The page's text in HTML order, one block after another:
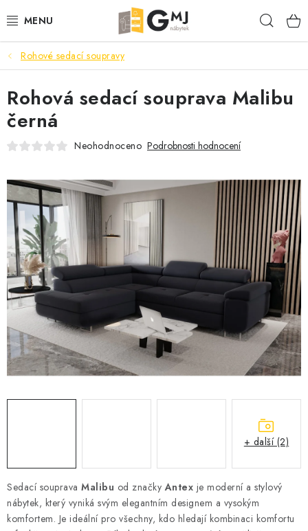
na
SEDACÍ SOUPRAVY
OBÝVACÍ POKOJ
LOŽNICE
PŘEDSÍNĚ
AKCE
VÝPRODEJ
Cenník dopravy
Rohové sedací soupravy
Sedací souprava Malibu od značkyAntex je moderní a stylový
nábytek, který vyniká svým elegantním designem a vysokým
komfortem. Je ideální pro všechny, kdo hledají kombinaci komfortu
Rohová sedací souprava Malibu
černá
Neohodnoceno Podrobnosti hodnocení
+ další (2)